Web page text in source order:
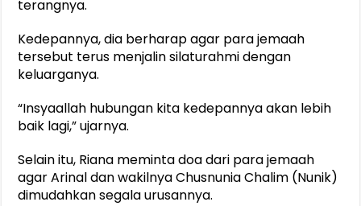
terangnya.
Kedepannya, dia berharap agar para jemaah
tersebut terus menjalin silaturahmi dengan
keluarganya.
“Insyaallah hubungan kita kedepannya akan lebih
baik lagi,” ujarnya.
Selain itu, Riana meminta doa dari para jemaah
agar Arinal dan wakilnya Chusnunia Chalim (Nunik)
dimudahkan segala urusannya.